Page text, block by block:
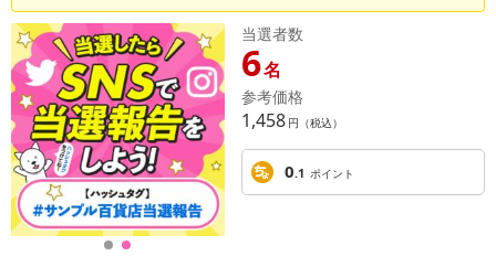
当選者数
6名
参考価格
1,458 円（税込）
0.1 ポイント